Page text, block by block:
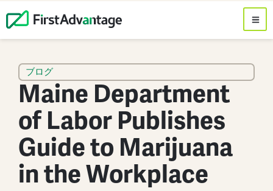
ブログ
Maine Department
of Labor Publishes
Guide to Marijuana
in the Workplace